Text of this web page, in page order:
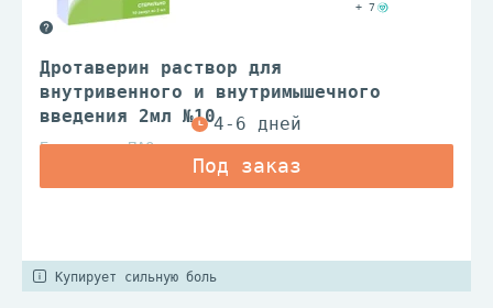
Дротаверин раствор для
внутривенного и внутримышечного
введения 2мл №10
Биосинтез ПАО
+ 7
Купирует сильную боль